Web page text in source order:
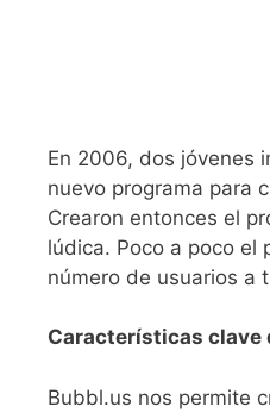
En 2006, dos jóvenes
nuevo programa para
Crearon entonces el
lúdica. Poco a poco el
número de usuarios a
Características clave
Bubbl.us nos permite